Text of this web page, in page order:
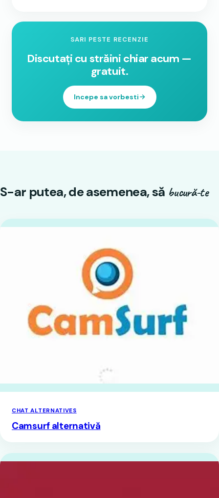
SARI PESTE RECENZIE
Discutați cu străini chiar acum —
gratuit.
Incepe sa vorbesti
S-ar putea, de asemenea, să bucură-te
CHAT ALTERNATIVES
Camsurf alternativă